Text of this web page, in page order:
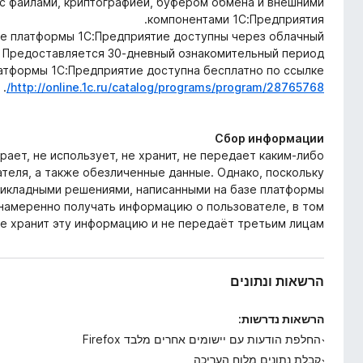
компонентами 1С:Предприятия.
платформы 1С:Предприятие доступны через облачный
Предоставляется 30-дневный ознакомительный период.
1С:Предприятие доступна бесплатно по ссылке
http://online.1c.ru/catalog/programs/program/28765768/
.
Сбор информации
не использует, не хранит, не передает каким-либо
а также обезличенные данные. Однако, поскольку
решениями, написанными на базе платформы
получать информацию о пользователе, в том
хранит эту информацию и не передаёт третьим лицам.
הרשאות ונתונים
הרשאות נדרשות:
החלפת הודעות עם יישומים אחרים מלבד Firefox
קבלת נתונים מלוח העריכה